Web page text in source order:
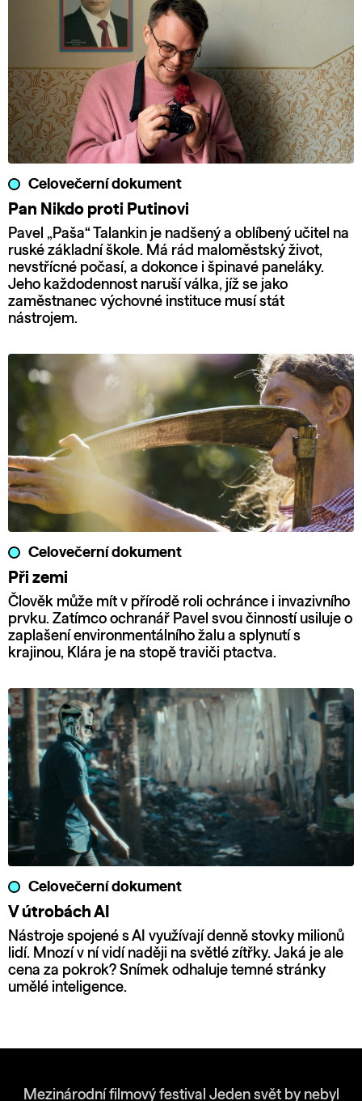
Celovečerní dokument
Pan Nikdo proti Putinovi
Pavel „Paša“ Talankin je nadšený a oblíbený učitel na
ruské základní škole. Má rád maloměstský život,
nevstřícné počasí, a dokonce i špinavé paneláky.
Jeho každodennost naruší válka, jíž se jako
zaměstnanec výchovné instituce musí stát
nástrojem.
Celovečerní dokument
Při zemi
Člověk může mít v přírodě roli ochránce i invazivního
prvku. Zatímco ochranář Pavel svou činností usiluje o
zaplašení environmentálního žalu a splynutí s
krajinou, Klára je na stopě traviči ptactva.
Celovečerní dokument
V útrobách AI
Nástroje spojené s AI využívají denně stovky milionů
lidí. Mnozí v ní vidí naději na světlé zítřky. Jaká je ale
cena za pokrok? Snímek odhaluje temné stránky
umělé inteligence.
Mezinárodní filmový festival Jeden svět by nebyl